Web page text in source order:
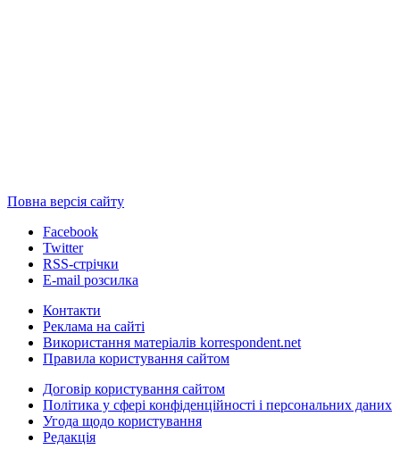
Повна версія сайту
Facebook
Twitter
RSS-стрічки
E-mail розсилка
Контакти
Реклама на сайті
Використання матеріалів korrespondent.net
Правила користування сайтом
Договір користування сайтом
Політика у сфері конфіденційності і персональних даних
Угода щодо користування
Редакція